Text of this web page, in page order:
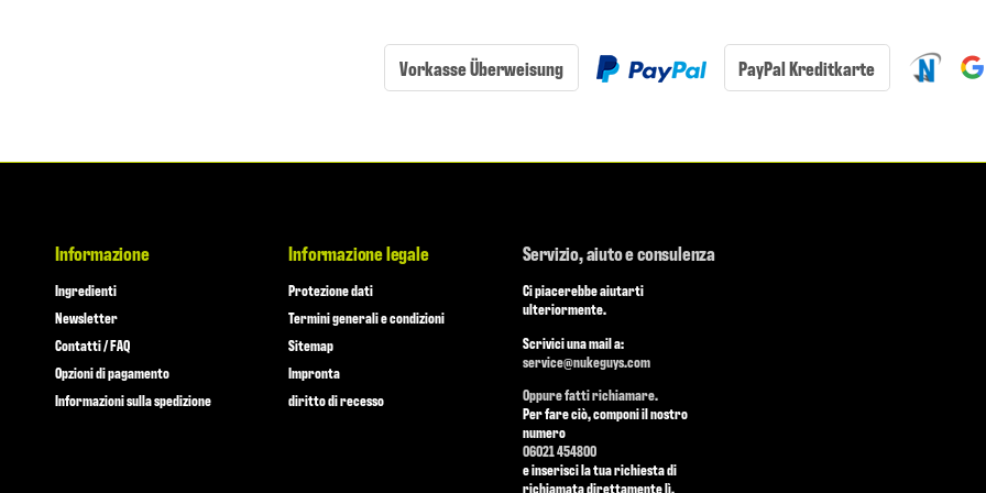
Vorkasse Überweisung PayPal Kreditkarte
Informazione
Ingredienti
Newsletter
Contatti / FAQ
Opzioni di pagamento
Informazioni sulla spedizione
Informazione legale
Protezione dati
Termini generali e condizioni
Sitemap
Impronta
diritto di recesso
Servizio, aiuto e consulenza
Ci piacerebbe aiutarti
ulteriormente.
Scrivici una mail a:
service@nukeguys.com
Oppure fatti richiamare.
Per fare ciò, componi il nostro
numero
06021 454800
e inserisci la tua richiesta di
richiamata direttamente lì.